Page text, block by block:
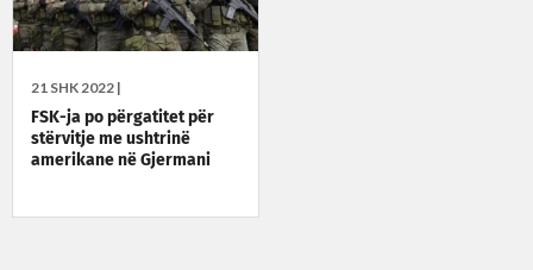
21 SHK 2022 |
FSK-ja po përgatitet për
stërvitje me ushtrinë
amerikane në Gjermani